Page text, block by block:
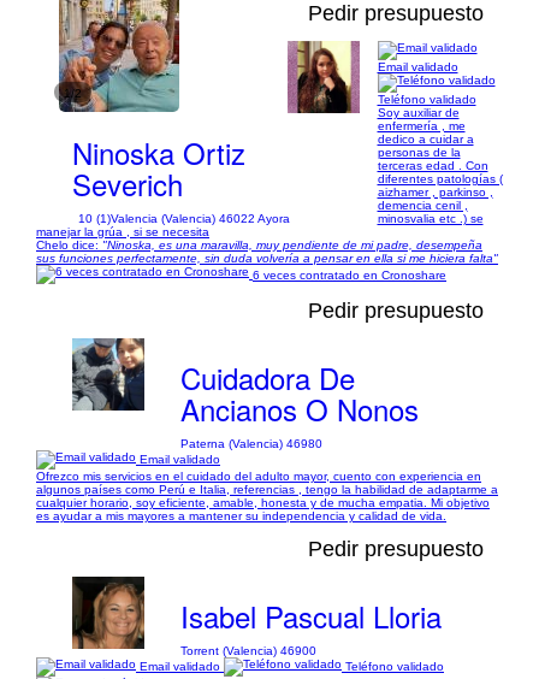
1/2
Pedir presupuesto
Ninoska Ortiz
Severich
10 (1)Valencia (Valencia) 46022 Ayora
Email validado
Teléfono validado
Soy auxiliar de
enfermería , me
dedico a cuidar a
personas de la
terceras edad . Con
diferentes patologías (
aizhamer , parkinso ,
demencia cenil ,
minosvalia etc .) se
manejar la grúa , si se necesita
Chelo dice: "Ninoska, es una maravilla, muy pendiente de mi padre, desempeña
sus funciones perfectamente, sin duda volvería a pensar en ella si me hiciera falta"
6 veces contratado en Cronoshare
Pedir presupuesto
Cuidadora De
Ancianos O Nonos
Paterna (Valencia) 46980
Email validado
Ofrezco mis servicios en el cuidado del adulto mayor, cuento con experiencia en
algunos países como Perú e Italia, referencias , tengo la habilidad de adaptarme a
cualquier horario, soy eficiente, amable, honesta y de mucha empatia. Mi objetivo
es ayudar a mis mayores a mantener su independencia y calidad de vida.
Pedir presupuesto
Isabel Pascual Lloria
Torrent (Valencia) 46900
Email validado
Teléfono validado